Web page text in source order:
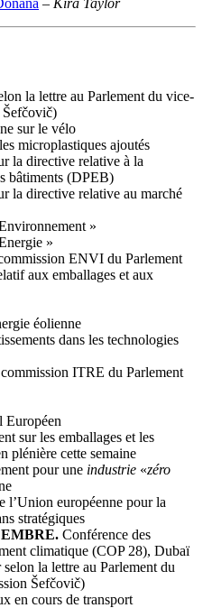
– Kira Taylor
la lettre au Parlement du vice-
Šefčovič)
sur le vélo
microplastiques ajoutés
la directive relative à la
bâtiments (DPEB)
la directive relative au marché
»
»
ENVI du Parlement
aux emballages et aux
éolienne
dans les technologies
ITRE du Parlement
Européen
sur les emballages et les
plénière cette semaine
pour une industrie «zéro
l’Union européenne pour la
stratégiques
Conférence des
climatique (COP 28), Dubaï
la lettre au Parlement du
Šefčovič)
en cours de transport